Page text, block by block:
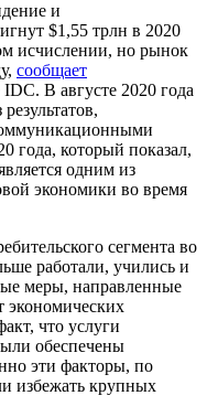
и
$1,55 трлн в 2020
исчислении, но рынок
сообщает
В августе 2020 года
года, который показал,
одним из
экономики во время
сегмента во
работали, учились и
меры, направленные
экономических
что услуги
обеспечены
эти факторы, по
избежать крупных